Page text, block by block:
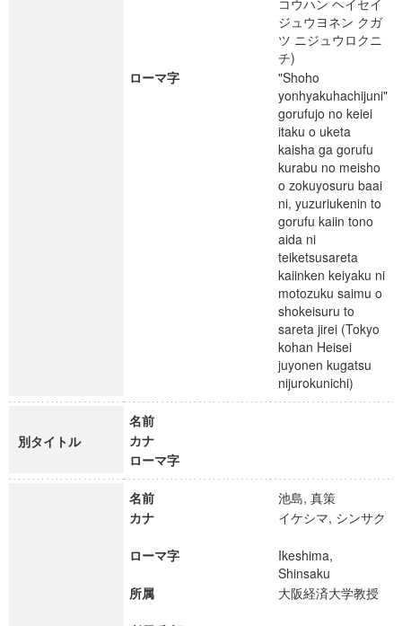
コウハン ヘイセイ
ジュウヨネン クガ
ツ ニジュウロクニ
チ)
ローマ字
"Shoho
yonhyakuhachijuni"
gorufujo no keiei
itaku o uketa
kaisha ga gorufu
kurabu no meisho
o zokuyosuru baai
ni, yuzuriukenin to
gorufu kaiin tono
aida ni
teiketsusareta
kaiinken keiyaku ni
motozuku saimu o
shokeisuru to
sareta jirei (Tokyo
kohan Heisei
juyonen kugatsu
nijurokunichi)
別タイトル
名前
カナ
ローマ字
名前
池島, 真策
カナ
イケシマ, シンサク
ローマ字
Ikeshima,
Shinsaku
所属
大阪経済大学教授